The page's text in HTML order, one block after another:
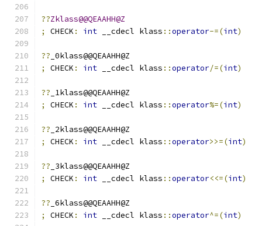
??Zklass@@QEAAHH@Z
;
CHECK : int __cdecl klass ::operator-=(int)
?? _0klass@@QEAAHH@Z
;
CHECK : int __cdecl klass ::operator/=(int)
?? _1klass@@QEAAHH@Z
;
CHECK : int __cdecl klass ::operator%=(int)
?? _2klass@@QEAAHH@Z
;
CHECK : int __cdecl klass ::operator>>=(int)
?? _3klass@@QEAAHH@Z
;
CHECK : int __cdecl klass ::operator<<=(int)
?? _6klass@@QEAAHH@Z
;
CHECK : int __cdecl klass ::operator^=(int)